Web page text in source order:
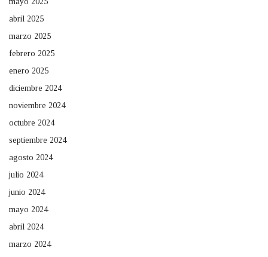
abril 2025
marzo 2025
febrero 2025
enero 2025
diciembre 2024
noviembre 2024
octubre 2024
septiembre 2024
agosto 2024
julio 2024
junio 2024
mayo 2024
abril 2024
marzo 2024